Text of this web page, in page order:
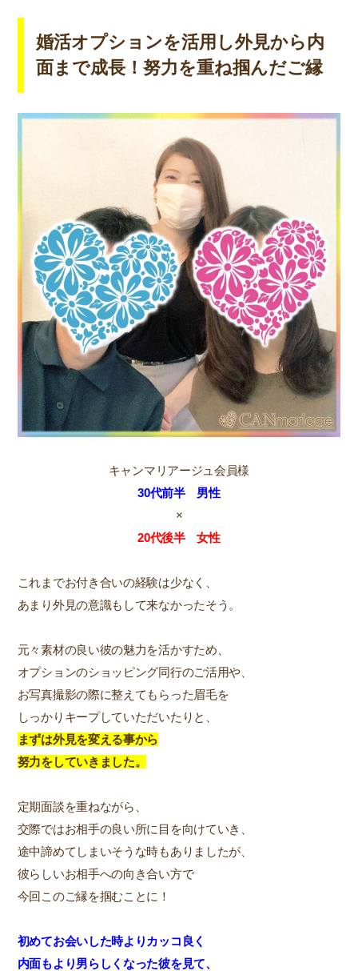
婚活オプションを活用し外見から内
面まで成長！努力を重ね掴んだご縁
キャンマリアージュ会員様
30代前半 男性
×
20代後半 女性
これまでお付き合いの経験は少なく、
あまり外見の意識もして来なかったそう。
元々素材の良い彼の魅力を活かすため、
オプションのショッピング同行のご活用や、
お写真撮影の際に整えてもらった眉毛を
しっかりキープしていただいたりと、
まずは外見を変える事から
努力をしていきました。
定期面談を重ねながら、
交際ではお相手の良い所に目を向けていき、
途中諦めてしまいそうな時もありましたが、
彼らしいお相手への向き合い方で
今回このご縁を掴むことに！
初めてお会いした時よりカッコ良く
内面もより男らしくなった彼を見て、